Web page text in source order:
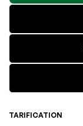
TARIFICATION